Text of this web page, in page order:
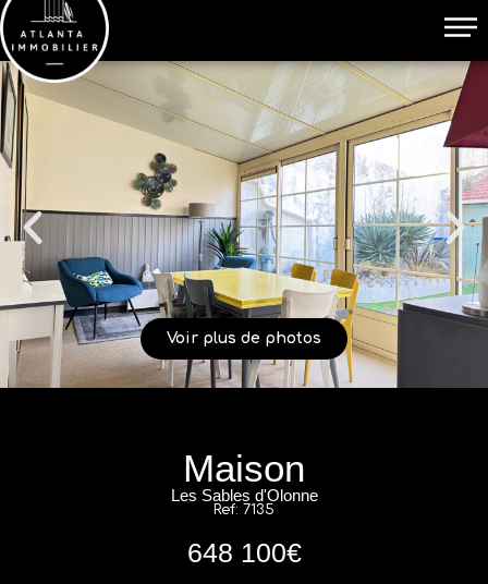
Voir plus de photos
Maison
Les Sables d'Olonne
Ref: 7135
648 100€